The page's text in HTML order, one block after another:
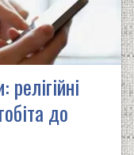
до